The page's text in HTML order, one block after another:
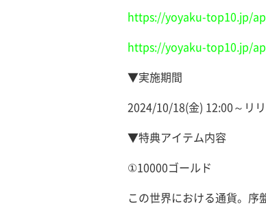
https://yoyaku-top10.jp/
https://yoyaku-top10.jp/
▼実施期間
2024/10/18(金) 12:00～リ
▼特典アイテム内容
①10000ゴールド
この世界における通貨。序